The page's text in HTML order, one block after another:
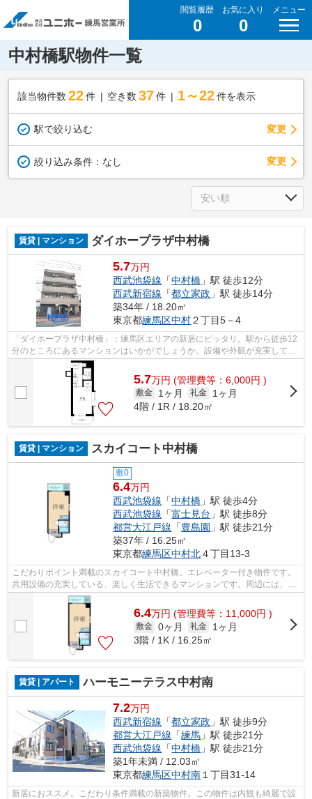
閲覧履歴
0
お気に入り
0
メニュー
中村橋駅物件一覧
該当物件数 22件 空き数 37 件 1～22 件を表示
駅で絞り込む 変更
絞り込み条件： なし 変更
賃貸 | マンション ダイホープラザ中村橋
5.7万円
西武池袋線 「中村橋 」駅 徒歩12分
西武新宿線 「都立家政 」駅 徒歩14分
築34年 / 18.20㎡
東京都練馬区中村２丁目5－4
「ダイホープラザ中村橋」：練馬区エリアの新居にピッタリ。駅から徒歩12
分のところにあるマンションはいかがでしょうか。設備や外観が充実してい
るマンションです。お友達を招待する...
5.7万円 (管理費等：6,000円 )
敷金 1ヶ月 礼金
1ヶ月
4階 / 1R / 18.20㎡
賃貸 | マンション スカイコート中村橋
敷0
6.4万円
西武池袋線 「中村橋 」駅 徒歩4分
西武池袋線 「富士見台 」駅 徒歩8分
都営大江戸線 「豊島園 」駅 徒歩21分
築37年 / 16.25㎡
東京都練馬区中村北４丁目13-3
こだわりポイント満載のスカイコート中村橋。エレベーター付き物件です。
共用設備の充実している、楽しく生活できるマンションです。周辺には、徒
歩4分で利用できる駅があります。次の...
6.4万円 (管理費等：11,000円 )
敷金 0ヶ月 礼金
1ヶ月
3階 / 1K / 16.25㎡
賃貸 | アパート ハーモニーテラス中村南
7.2万円
西武新宿線 「都立家政 」駅 徒歩9分
都営大江戸線 「練馬 」駅 徒歩21分
西武池袋線 「中村橋 」駅 徒歩21分
築1年未満 / 12.03㎡
東京都練馬区中村南 １丁目31-14
新居におススメ。こだわり条件満載の新築物件。この物件は内観も綺麗で設